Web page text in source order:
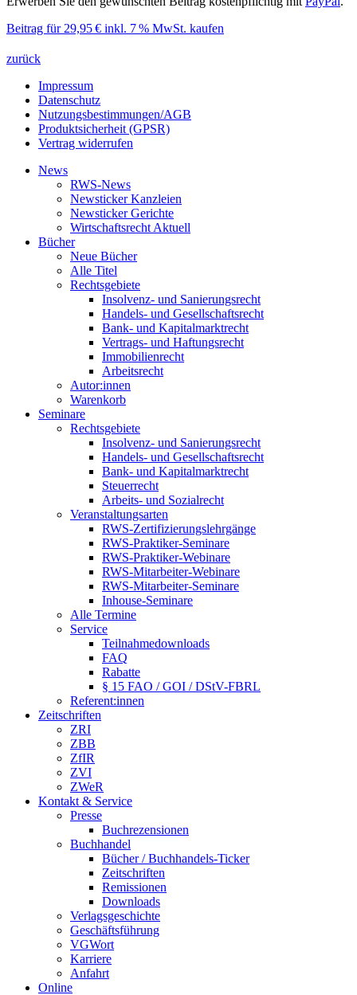
Beitrag für 29,95 € inkl. 7 % MwSt. kaufen
zurück
Impressum
Datenschutz
Nutzungsbestimmungen/AGB
Produktsicherheit (GPSR)
Vertrag widerrufen
News
RWS-News
Newsticker Kanzleien
Newsticker Gerichte
Wirtschaftsrecht Aktuell
Bücher
Neue Bücher
Alle Titel
Rechtsgebiete
Insolvenz- und Sanierungsrecht
Handels- und Gesellschaftsrecht
Bank- und Kapitalmarktrecht
Vertrags- und Haftungsrecht
Immobilienrecht
Arbeitsrecht
Autor:innen
Warenkorb
Seminare
Rechtsgebiete
Insolvenz- und Sanierungsrecht
Handels- und Gesellschaftsrecht
Bank- und Kapitalmarktrecht
Steuerrecht
Arbeits- und Sozialrecht
Veranstaltungsarten
RWS-Zertifizierungslehrgänge
RWS-Praktiker-Seminare
RWS-Praktiker-Webinare
RWS-Mitarbeiter-Webinare
RWS-Mitarbeiter-Seminare
Inhouse-Seminare
Alle Termine
Service
Teilnahmedownloads
FAQ
Rabatte
§ 15 FAO / GOI / DStV-FBRL
Referent:innen
Zeitschriften
ZRI
ZBB
ZfIR
ZVI
ZWeR
Kontakt & Service
Presse
Buchrezensionen
Buchhandel
Bücher / Buchhandels-Ticker
Zeitschriften
Remissionen
Downloads
Verlagsgeschichte
Geschäftsführung
VGWort
Karriere
Anfahrt
Online